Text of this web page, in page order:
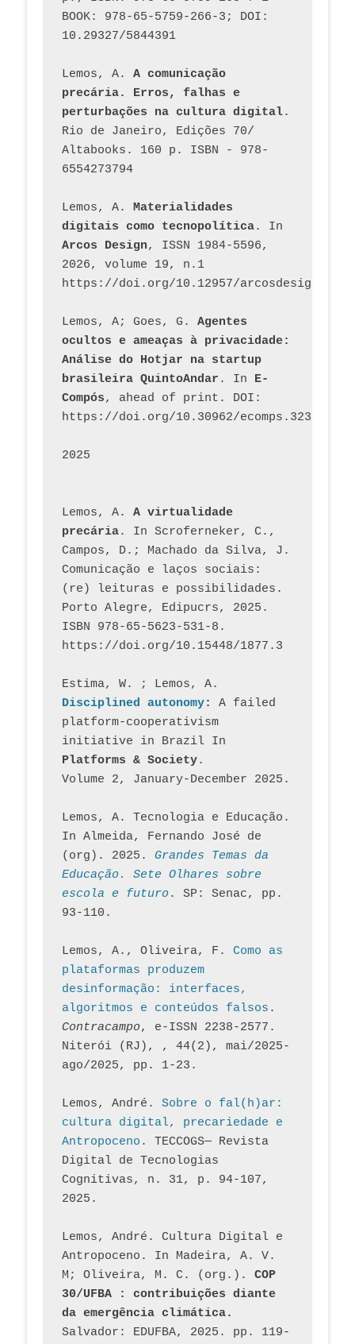
BOOK: 978-65-5759-266-3; DOI:
10.29327/5844391
Lemos, A. A comunicação
precária. Erros, falhas e
perturbações na cultura digital.
Rio de Janeiro, Edições 70/
Altabooks. 160 p. ISBN - 978-
6554273794
Lemos, A. Materialidades
digitais como tecnopolítica
Arcos Design, ISSN 1984-5596,
2026, volume 19, n.1
https://doi.org/10.12957/
Lemos, A; Goes, G. Agentes
ocultos e ameaças à privacidade:
Análise do Hotjar na startup
brasileira QuintoAndar . In E-
Compós, ahead of print. DOI:
https://doi.org/10.30962/ecomps.3231
2025
Lemos, A. A virtualidade
precária. In Scroferneker, C.,
Campos, D.; Machado da Silva, J.
Comunicação e laços sociais:
(re) leituras e possibilidades.
Porto Alegre, Edipucrs, 2025.
ISBN 978-65-5623-531-8.
https://doi.org/10.15448/1877.3
Estima, W. ; Lemos, A.
Disciplined autonomy: A failed
platform-cooperativism
initiative in Brazil In
Platforms & Society.
Volume 2, January-December 2025.
Lemos, A. Tecnologia e Educação.
In Almeida, Fernando José de
(org). 2025. Grandes Temas da
Educação. Sete Olhares sobre
escola e futuro. SP: Senac, pp.
93-110.
Lemos, A., Oliveira, F. Como as
plataformas produzem
desinformação: interfaces,
algoritmos e conteúdos falsos
Contracampo, e-ISSN 2238-2577.
Niterói (RJ), , 44(2), mai/2025-
ago/2025, pp. 1-23.
Lemos, André. Sobre o fal(h)ar:
cultura digital, precariedade e
Antropoceno . TECCOGS— Revista
Digital de Tecnologias
Cognitivas, n. 31, p. 94-107,
2025.
Lemos, André. Cultura Digital e
Antropoceno. In Madeira, A. V.
M; Oliveira, M. C. (org.). COP
30/UFBA : contribuições diante
da emergência climática.
Salvador: EDUFBA, 2025. pp. 119-